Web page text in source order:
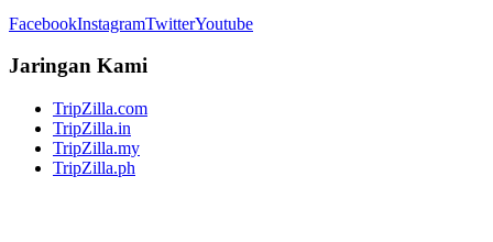
FacebookInstagramTwitterYoutube
Jaringan Kami
TripZilla.com
TripZilla.in
TripZilla.my
TripZilla.ph